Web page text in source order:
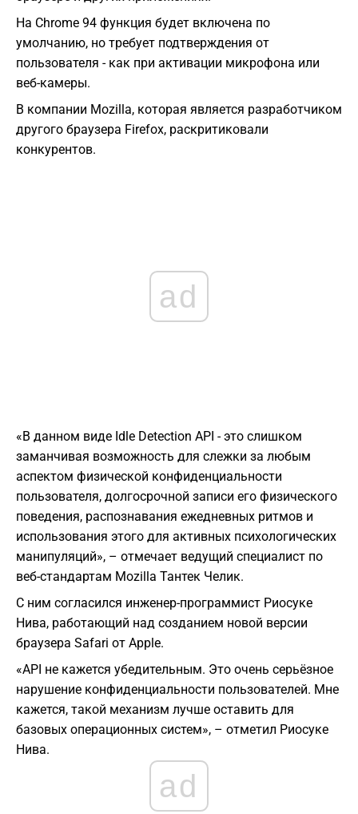
На Chrome 94 функция будет включена по
умолчанию, но требует подтверждения от
пользователя - как при активации микрофона или
веб-камеры.
В компании Mozilla, которая является разработчиком
другого браузера Firefox, раскритиковали
конкурентов.
ad
«В данном виде Idle Detection API - это слишком
заманчивая возможность для слежки за любым
аспектом физической конфиденциальности
пользователя, долгосрочной записи его физического
поведения, распознавания ежедневных ритмов и
использования этого для активных психологических
манипуляций», – отмечает ведущий специалист по
веб-стандартам Mozilla Тантек Челик.
С ним согласился инженер-программист Риосуке
Нива, работающий над созданием новой версии
браузера Safari от Apple.
«API не кажется убедительным. Это очень серьёзное
нарушение конфиденциальности пользователей. Мне
кажется, такой механизм лучше оставить для
базовых операционных систем», – отметил Риосуке
Нива.
ad